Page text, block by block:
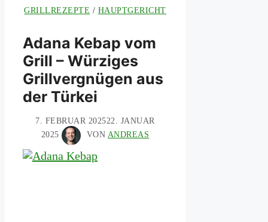
GRILLREZEPTE / HAUPTGERICHT
Adana Kebap vom
Grill – Würziges
Grillvergnügen aus
der Türkei
7. FEBRUAR 202522. JANUAR
2025
VON ANDREAS